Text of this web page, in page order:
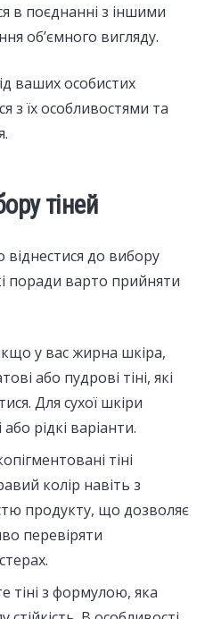
в поєднанні з іншими
об’ємного вигляду.
ваших особистих
з їх особливостями та
тіней
до вибору
поради варто прийняти
у вас жирна шкіра,
або пудрові тіні, які
Для сухої шкіри
рідкі варіанти.
тіні
колір навіть з
продукту, що дозволяє
перевіряти
тіні з формулою, яка